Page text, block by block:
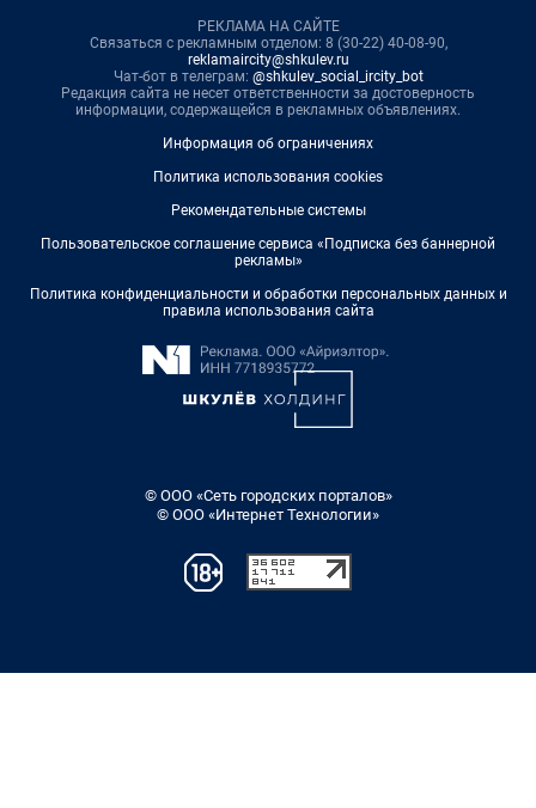
РЕКЛАМА НА САЙТЕ
Связаться с рекламным отделом: 8 (30-22) 40-08-90,
reklamaircity@shkulev.ru
Чат-бот в телеграм: @shkulev_social_ircity_bot
Редакция сайта не несет ответственности за достоверность
информации, содержащейся в рекламных объявлениях.
Информация об ограничениях
Политика использования cookies
Рекомендательные системы
Пользовательское соглашение сервиса «Подписка без баннерной
рекламы»
Политика конфиденциальности и обработки персональных данных и
правила использования сайта
© ООО «Сеть городских порталов»
© ООО «Интернет Технологии»